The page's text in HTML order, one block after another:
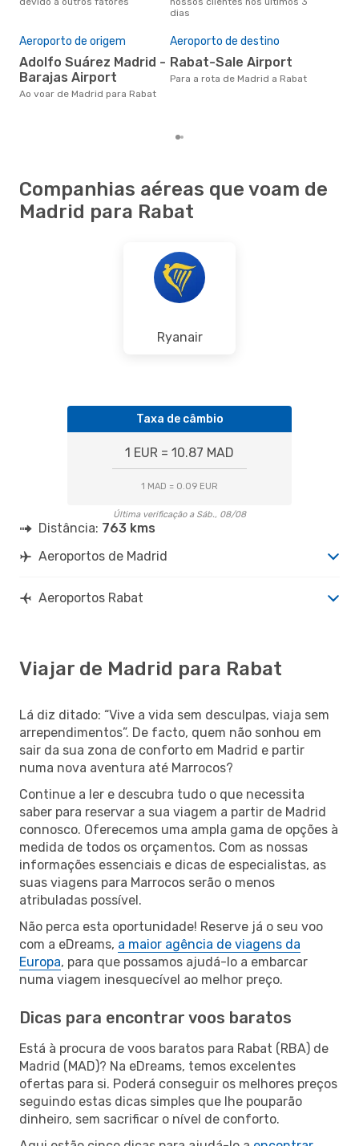
Air France1 Escala
MAD - RBA
Air France1 Escala
RBA- MAD
dias
Aeroporto de origem
Adolfo Suárez Madrid -
Barajas Airport
Ao voar de Madrid para Rabat
Aeroporto de destino
Rabat-Sale Airport
Para a rota de Madrid a Rabat
Companhias aéreas que voam de
Madrid para Rabat
Ryanair
Taxa de câmbio
1 EUR = 10.87 MAD
1 MAD = 0.09 EUR
Última verificação a Sáb., 08/08
Distância: 763 kms
Aeroportos de Madrid
Aeroportos Rabat
Viajar de Madrid para Rabat
Lá diz ditado: “Vive a vida sem desculpas, viaja sem
arrependimentos”. De facto, quem não sonhou em
sair da sua zona de conforto em Madrid e partir
numa nova aventura até Marrocos?
Continue a ler e descubra tudo o que necessita
saber para reservar a sua viagem a partir de Madrid
connosco. Oferecemos uma ampla gama de opções à
medida de todos os orçamentos. Com as nossas
informações essenciais e dicas de especialistas, as
suas viagens para Marrocos serão o menos
atribuladas possível.
Não perca esta oportunidade! Reserve já o seu voo
com a eDreams, a maior agência de viagens da
Europa, para que possamos ajudá-lo a embarcar
numa viagem inesquecível ao melhor preço.
Dicas para encontrar voos baratos
Está à procura de voos baratos para Rabat (RBA) de
Madrid (MAD)? Na eDreams, temos excelentes
ofertas para si. Poderá conseguir os melhores preços
seguindo estas dicas simples que lhe pouparão
dinheiro, sem sacrificar o nível de conforto.